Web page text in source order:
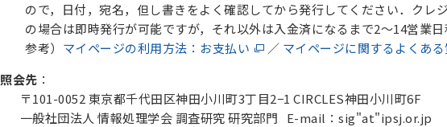
ので，日付，宛名，但し書きをよく確認してから発行してください．クレ
の場合は即時発行が可能ですが，それ以外は入金済になるまで2～14営業日
参考） マイページの利用方法：お支払い ／ マイページに関するよくあ
照会先 ：
〒101-0052 東京都千代田区神田小川町3丁目2−1 CIRCLES神田小川町6F
一般社団法人 情報処理学会 調査研究 研究部門 E-mail：sig"at"ipsj.or.jp